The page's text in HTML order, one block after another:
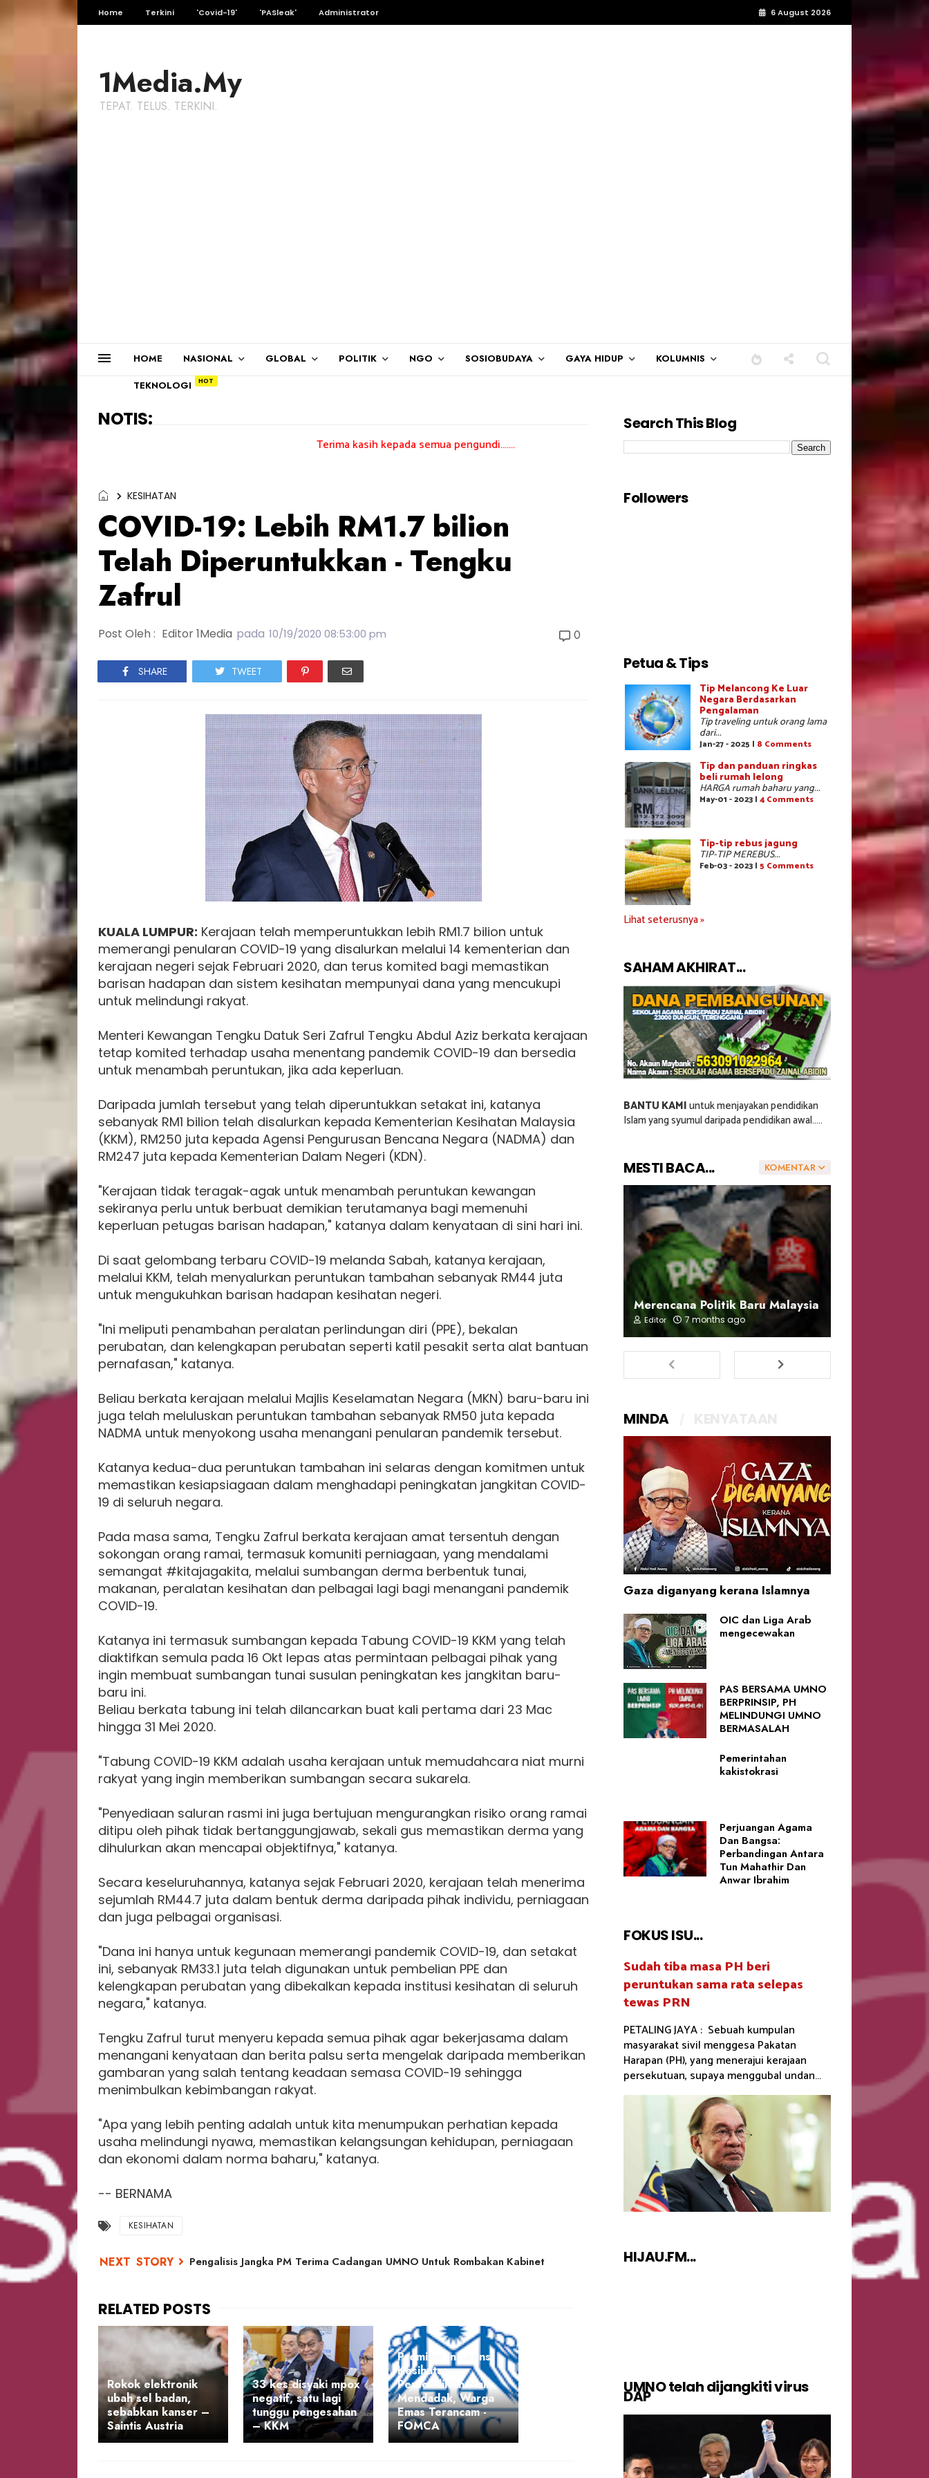
Home Terkini 'Covid-19' 'PASleak' Administrator 6 August 2026
1Media.My
TEPAT. TELUS. TERKINI.
HOME NASIONAL GLOBAL POLITIK NGO SOSIOBUDAYA GAYA HIDUP KOLUMNIS
TEKNOLOGI
NOTIS:
Terima kasih kepada semua pengundi.......
KESIHATAN
COVID-19: Lebih RM1.7 bilion
Telah Diperuntukkan - Tengku
Zafrul
Post Oleh : Editor 1Media pada 10/19/2020 08:53:00 pm 0
SHARE TWEET
KUALA LUMPUR: Kerajaan telah memperuntukkan lebih RM1.7 bilion untuk
memerangi penularan COVID-19 yang disalurkan melalui 14 kementerian dan
kerajaan negeri sejak Februari 2020, dan terus komited bagi memastikan
barisan hadapan dan sistem kesihatan mempunyai dana yang mencukupi
untuk melindungi rakyat.
Menteri Kewangan Tengku Datuk Seri Zafrul Tengku Abdul Aziz berkata kerajaan
tetap komited terhadap usaha menentang pandemik COVID-19 dan bersedia
untuk menambah peruntukan, jika ada keperluan.
Daripada jumlah tersebut yang telah diperuntukkan setakat ini, katanya
sebanyak RM1 bilion telah disalurkan kepada Kementerian Kesihatan Malaysia
(KKM), RM250 juta kepada Agensi Pengurusan Bencana Negara (NADMA) dan
RM247 juta kepada Kementerian Dalam Negeri (KDN).
"Kerajaan tidak teragak-agak untuk menambah peruntukan kewangan
sekiranya perlu untuk berbuat demikian terutamanya bagi memenuhi
keperluan petugas barisan hadapan," katanya dalam kenyataan di sini hari ini.
Di saat gelombang terbaru COVID-19 melanda Sabah, katanya kerajaan,
melalui KKM, telah menyalurkan peruntukan tambahan sebanyak RM44 juta
untuk mengukuhkan barisan hadapan kesihatan negeri.
"Ini meliputi penambahan peralatan perlindungan diri (PPE), bekalan
perubatan, dan kelengkapan perubatan seperti katil pesakit serta alat bantuan
pernafasan," katanya.
Beliau berkata kerajaan melalui Majlis Keselamatan Negara (MKN) baru-baru ini
juga telah meluluskan peruntukan tambahan sebanyak RM50 juta kepada
NADMA untuk menyokong usaha menangani penularan pandemik tersebut.
Katanya kedua-dua peruntukan tambahan ini selaras dengan komitmen untuk
memastikan kesiapsiagaan dalam menghadapi peningkatan jangkitan COVID-
19 di seluruh negara.
Pada masa sama, Tengku Zafrul berkata kerajaan amat tersentuh dengan
sokongan orang ramai, termasuk komuniti perniagaan, yang mendalami
semangat #kitajagakita, melalui sumbangan derma berbentuk tunai,
makanan, peralatan kesihatan dan pelbagai lagi bagi menangani pandemik
COVID-19.
Katanya ini termasuk sumbangan kepada Tabung COVID-19 KKM yang telah
diaktifkan semula pada 16 Okt lepas atas permintaan pelbagai pihak yang
ingin membuat sumbangan tunai susulan peningkatan kes jangkitan baru-
baru ini.
Beliau berkata tabung ini telah dilancarkan buat kali pertama dari 23 Mac
hingga 31 Mei 2020.
"Tabung COVID-19 KKM adalah usaha kerajaan untuk memudahcara niat murni
rakyat yang ingin memberikan sumbangan secara sukarela.
"Penyediaan saluran rasmi ini juga bertujuan mengurangkan risiko orang ramai
ditipu oleh pihak tidak bertanggungjawab, sekali gus memastikan derma yang
dihulurkan akan mencapai objektifnya," katanya.
Secara keseluruhannya, katanya sejak Februari 2020, kerajaan telah menerima
sejumlah RM44.7 juta dalam bentuk derma daripada pihak individu, perniagaan
dan juga pelbagai organisasi.
"Dana ini hanya untuk kegunaan memerangi pandemik COVID-19, dan setakat
ini, sebanyak RM33.1 juta telah digunakan untuk pembelian PPE dan
kelengkapan perubatan yang dibekalkan kepada institusi kesihatan di seluruh
negara," katanya.
Tengku Zafrul turut menyeru kepada semua pihak agar bekerjasama dalam
menangani kenyataan dan berita palsu serta mengelak daripada memberikan
gambaran yang salah tentang keadaan semasa COVID-19 sehingga
menimbulkan kebimbangan rakyat.
"Apa yang lebih penting adalah untuk kita menumpukan perhatian kepada
usaha melindungi nyawa, memastikan kelangsungan kehidupan, perniagaan
dan ekonomi dalam norma baharu," katanya.
-- BERNAMA
KESIHATAN
Pengalisis Jangka PM Terima Cadangan UMNO Untuk Rombakan Kabinet
Rokok elektronik
ubah sel badan,
sebabkan kanser –
Saintis Austria
33 kes disyaki mpox
negatif, satu lagi
tunggu pengesahan
– KKM
Premium Insurans
Kesihatan
Persendirian Naik
Mendadak, Warga
Emas Terancam -
FOMCA
Search This Blog
Followers
Petua & Tips
Tip Melancong Ke Luar
Negara Berdasarkan
Pengalaman
Tip traveling untuk orang lama
dari...
Jan-27 - 2025 | 8 Comments
Tip dan panduan ringkas
beli rumah lelong
HARGA rumah baharu yang...
May-01 - 2023 | 4 Comments
Tip-tip rebus jagung
TIP-TIP MEREBUS...
Feb-03 - 2023 | 5 Comments
Lihat seterusnya »
SAHAM AKHIRAT...
BANTU KAMIuntuk menjayakan pendidikan
Islam yang syumul daripada pendidikan awal.....
KOMENTAR
MESTI BACA...
Merencana Politik Baru Malaysia
Editor 7 months ago
MINDA
Gaza diganyang kerana Islamnya
OIC dan Liga Arab
mengecewakan
PAS BERSAMA UMNO
BERPRINSIP, PH
MELINDUNGI UMNO
BERMASALAH
Pemerintahan
kakistokrasi
Perjuangan Agama
Dan Bangsa:
Perbandingan Antara
Tun Mahathir Dan
Anwar Ibrahim
FOKUS ISU...
Sudah tiba masa PH beri
peruntukan sama rata selepas
tewas PRN
PETALING JAYA : Sebuah kumpulan
masyarakat sivil menggesa Pakatan
Harapan (PH), yang menerajui kerajaan
persekutuan, supaya menggubal undan...
HIJAU.FM...
UMNO telah dijangkiti virus
DAP